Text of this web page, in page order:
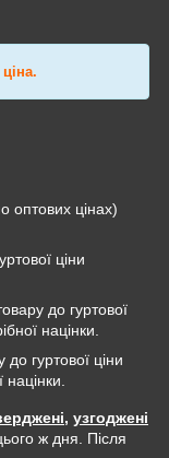
ціна.
оптових цінах)
ціни
до гуртової
націнки.
до гуртової ціни
націнки.
, узгоджені
ж дня. Після